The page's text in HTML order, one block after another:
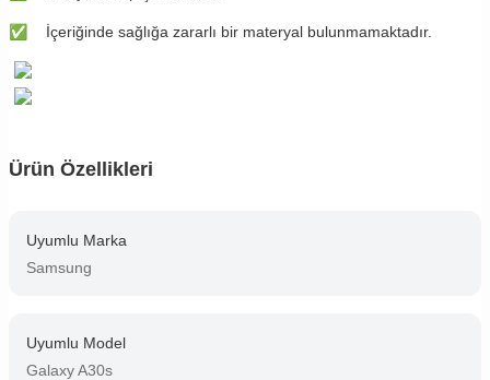
✅ İçeriğinde sağlığa zararlı bir materyal bulunmamaktadır.
Ürün Özellikleri
Uyumlu Marka
Samsung
Uyumlu Model
Galaxy A30s